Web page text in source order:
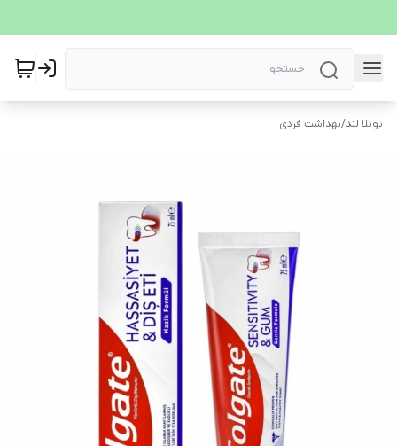
نوتلا لند/بهداشت فردی